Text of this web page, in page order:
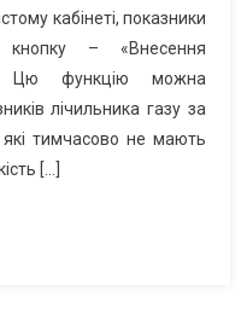
кабінеті, показники
– «Внесення
Цю функцію можна
лічильника газу за
тимчасово не мають
[…]